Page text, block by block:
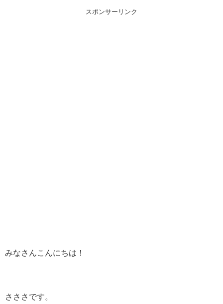
スポンサーリンク
みなさんこんにちは！
さささです。